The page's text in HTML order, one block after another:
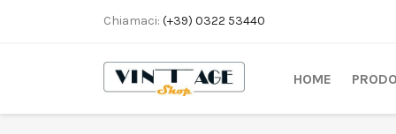
Chiamaci: (+39) 0322 53440
HOME